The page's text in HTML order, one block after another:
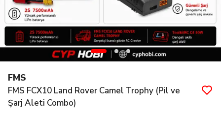
FMS
FMS FCX10 Land Rover Camel Trophy (Pil ve
Şarj Aleti Combo)